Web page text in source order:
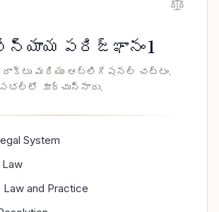
న్యాయ పరిజ్ఞానం 1
మరియు ఆబ్లిగేషనల్ చట్టం.
సభల్లో కూర్చున్నారు.
System
Law and Practice